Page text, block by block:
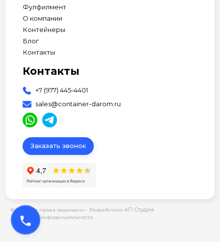
phone
Фулфилмент
О компании
Контейнеры
Блог
Контакты
Контакты
+7 (977) 445-4401
sales@container-darom.ru
Заказать звонок
© 2026 Все права защищены • Разработано АП Студия
Политика Конфиденциальности